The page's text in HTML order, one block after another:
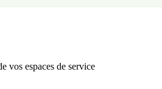
vos espaces de service